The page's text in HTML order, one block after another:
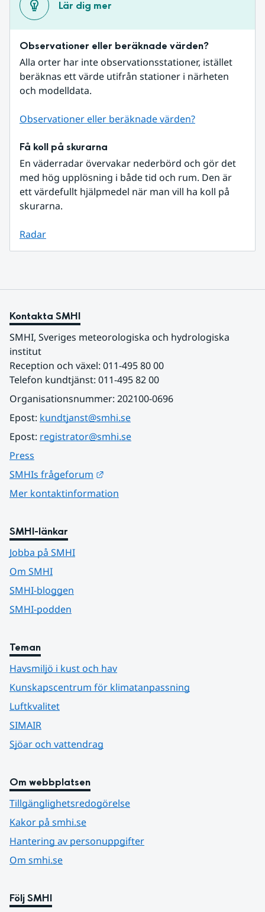
Lär dig mer
Observationer eller beräknade värden?
Alla orter har inte observationsstationer, istället
beräknas ett värde utifrån stationer i närheten
och modelldata.
Observationer eller beräknade värden?
Få koll på skurarna
En väderradar övervakar nederbörd och gör det
med hög upplösning i både tid och rum. Den är
ett värdefullt hjälpmedel när man vill ha koll på
skurarna.
Radar
Kontakta SMHI
SMHI, Sveriges meteorologiska och hydrologiska
institut
Reception och växel: 011-495 80 00
Telefon kundtjänst: 011-495 82 00
Organisationsnummer: 202100-0696
Epost: kundtjanst@smhi.se
Epost: registrator@smhi.se
Press
SMHIs frågeforum
Mer kontaktinformation
SMHI-länkar
Jobba på SMHI
Om SMHI
SMHI-bloggen
SMHI-podden
Teman
Havsmiljö i kust och hav
Kunskapscentrum för klimatanpassning
Luftkvalitet
SIMAIR
Sjöar och vattendrag
Om webbplatsen
Tillgänglighetsredogörelse
Kakor på smhi.se
Hantering av personuppgifter
Om smhi.se
Följ SMHI